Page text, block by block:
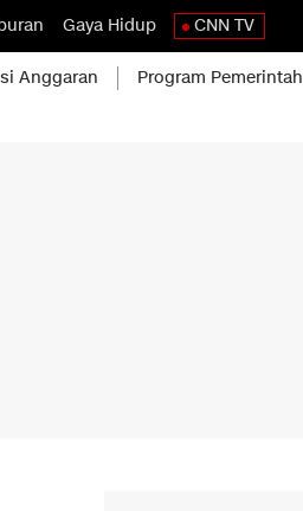
Gaya Hidup CNN TV
Anggaran Program Pemerintah